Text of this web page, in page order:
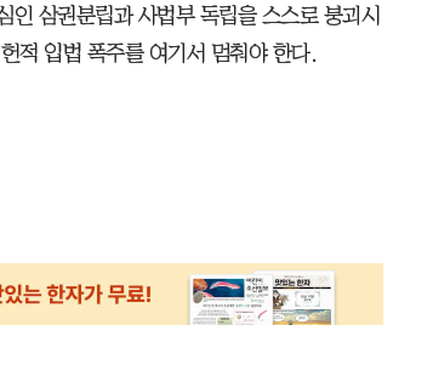
삼권분립과 사법부 독립을 스스로 붕괴시
적 입법 폭주를 여기서 멈춰야 한다.